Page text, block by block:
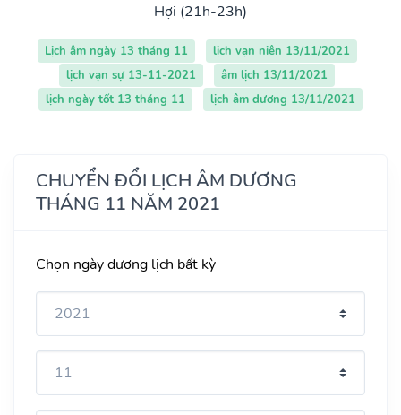
Hợi (21h-23h)
Lịch âm ngày 13 tháng 11
lịch vạn niên 13/11/2021
lịch vạn sự 13-11-2021
âm lịch 13/11/2021
lịch ngày tốt 13 tháng 11
lịch âm dương 13/11/2021
CHUYỂN ĐỔI LỊCH ÂM DƯƠNG
THÁNG 11 NĂM 2021
Chọn ngày dương lịch bất kỳ